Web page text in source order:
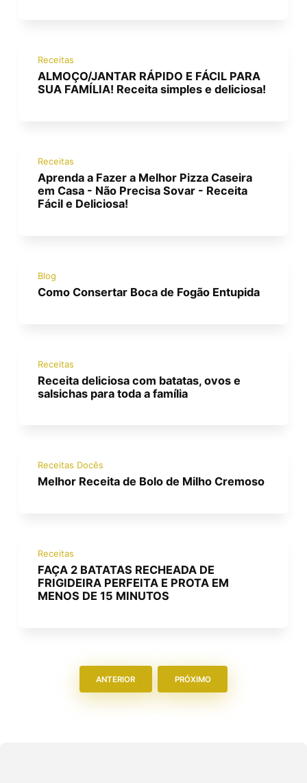
Receitas
ALMOÇO/JANTAR RÁPIDO E FÁCIL PARA
SUA FAMÍLIA! Receita simples e deliciosa!
Receitas
Aprenda a Fazer a Melhor Pizza Caseira
em Casa - Não Precisa Sovar - Receita
Fácil e Deliciosa!
Blog
Como Consertar Boca de Fogão Entupida
Receitas
Receita deliciosa com batatas, ovos e
salsichas para toda a família
Receitas Docês
Melhor Receita de Bolo de Milho Cremoso
Receitas
FAÇA 2 BATATAS RECHEADA DE
FRIGIDEIRA PERFEITA E PROTA EM
MENOS DE 15 MINUTOS
ANTERIOR PRÓXIMO